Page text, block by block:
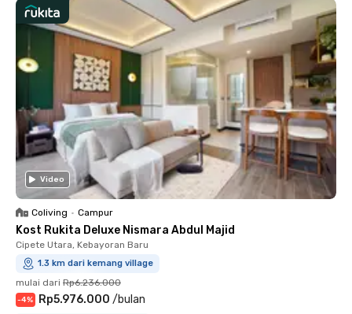
Video
Coliving • Campur
Kost Rukita Deluxe Nismara Abdul Majid
Cipete Utara, Kebayoran Baru
1.3 km dari kemang village
mulai dari Rp6.236.000
-4% Rp5.976.000 /bulan